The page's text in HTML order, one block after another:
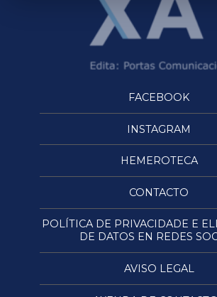
FACEBOOK
INSTAGRAM
HEMEROTECA
CONTACTO
POLÍTICA DE PRIVACIDADE E
DE DATOS EN REDES
AVISO LEGAL